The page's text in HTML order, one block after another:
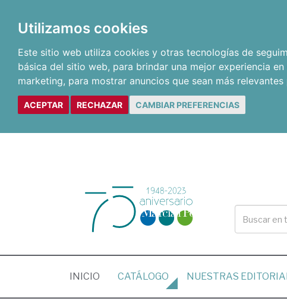
Utilizamos cookies
Este sitio web utiliza cookies y otras tecnologías de
básica del sitio web, para brindar una mejor experiencia
marketing, para mostrar anuncios que sean más relevantes
ACEPTAR RECHAZAR CAMBIAR PREFERENCIAS
INICIO (CURRENT)
CATÁLOGO NUESTRAS